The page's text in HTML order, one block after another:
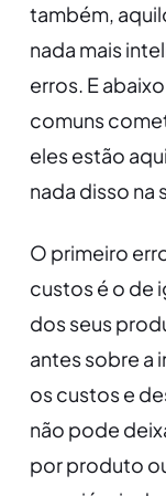
também,
nada mais
erros. E
comuns
eles estão
nada disso na
O primeiro
custos é o de
dos seus
antes sobre a
os custos e
não pode
por produto